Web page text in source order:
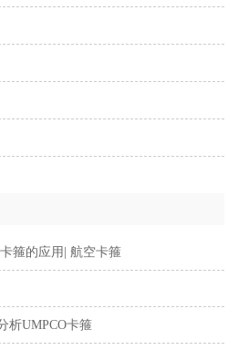
箍的应用| 航空卡箍
析UMPCO卡箍